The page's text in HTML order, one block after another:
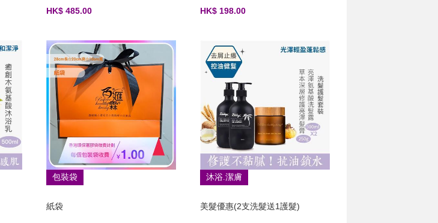
HK$ 485.00 HK$ 198.00
包裝袋
紙袋
沐浴.潔膚
美髮優惠(2支洗髮送1護髮)